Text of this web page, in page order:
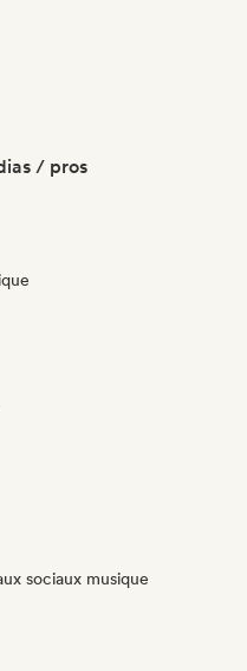
/ pros
sociaux musique